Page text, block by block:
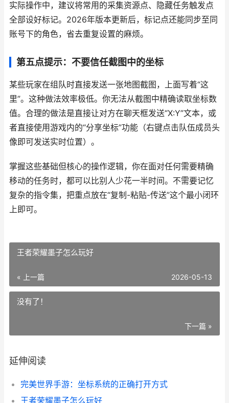
实际操作中，建议将常用的采集资源点、隐藏任务触发点
全部设好标记。2026年版本更新后，标记点还能同步至同
账号下的角色，省去重复设置的麻烦。
第五点提示：不要信任截图中的坐标
某些玩家在组队时直接发送一张地图截图，上面写着“这
里”。这种做法效率极低。你无法从截图中精确读取坐标数
值。合理的做法是直接让对方在聊天框发送“X:Y”文本，或
者直接使用游戏内的“分享坐标”功能（右键点击队伍成员头
像即可发送实时位置）。
掌握这些基础但核心的操作逻辑，你在面对任何需要精确
移动的任务时，都可以比别人少花一半时间。不需要记忆
复杂的指令集，把重点放在“复制-粘贴-传送”这个最小闭环
上即可。
王者荣耀墨子怎么玩好
« 上一篇 2026-05-13
没有了！
下一篇 »
延伸阅读
完美世界手游：坐标系统的正确打开方式
王者荣耀墨子怎么玩好